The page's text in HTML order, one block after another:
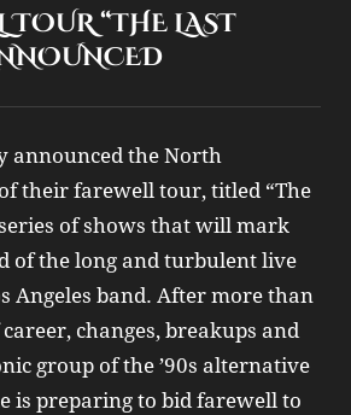
TOUR “THE LAST
announced the North
their farewell tour, titled “The
of shows that will mark
of the long and turbulent live
Angeles band. After more than
changes, breakups and
group of the ’90s alternative
is preparing to bid farewell to